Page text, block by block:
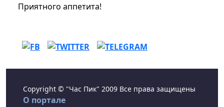
Приятного аппетита!
Copyright © "Час Пик" 2009 Все права защищены
О портале